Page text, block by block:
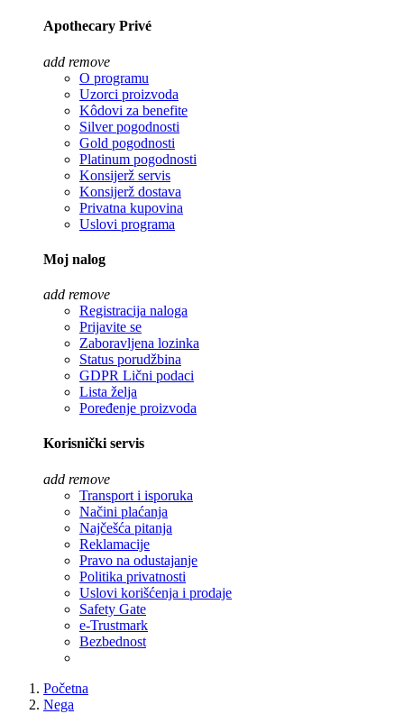
Apothecary Privé
add remove
O programu
Uzorci proizvoda
Kôdovi za benefite
Silver pogodnosti
Gold pogodnosti
Platinum pogodnosti
Konsijerž servis
Konsijerž dostava
Privatna kupovina
Uslovi programa
Moj nalog
add remove
Registracija naloga
Prijavite se
Zaboravljena lozinka
Status porudžbina
GDPR Lični podaci
Lista želja
Poređenje proizvoda
Korisnički servis
add remove
Transport i isporuka
Načini plaćanja
Najčešća pitanja
Reklamacije
Pravo na odustajanje
Politika privatnosti
Uslovi korišćenja i prodaje
Safety Gate
e-Trustmark
Bezbednost
Početna
Nega